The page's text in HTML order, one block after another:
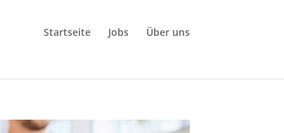
Startseite Jobs Über uns